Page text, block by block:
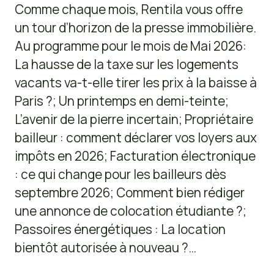
Comme chaque mois, Rentila vous offre
un tour d’horizon de la presse immobilière.
Au programme pour le mois de Mai 2026:
La hausse de la taxe sur les logements
vacants va-t-elle tirer les prix à la baisse à
Paris ?; Un printemps en demi-teinte;
L’avenir de la pierre incertain; Propriétaire
bailleur : comment déclarer vos loyers aux
impôts en 2026; Facturation électronique
: ce qui change pour les bailleurs dès
septembre 2026; Comment bien rédiger
une annonce de colocation étudiante ?;
Passoires énergétiques : La location
bientôt autorisée à nouveau ?…